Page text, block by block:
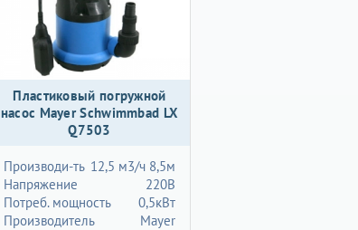
Пластиковый погружной
насос Mayer Schwimmbad LX
Q7503
12,5 м3/ч 8,5м
Производи-ть
220В
Напряжение
0,5кВт
Потреб. мощность
Mayer
Производитель